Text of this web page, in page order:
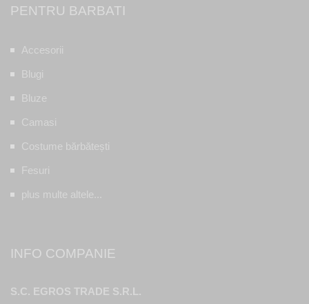
PENTRU BARBATI
Accesorii
Blugi
Bluze
Camasi
Costume bărbătești
Fesuri
plus multe altele...
INFO COMPANIE
S.C. EGROS TRADE S.R.L.